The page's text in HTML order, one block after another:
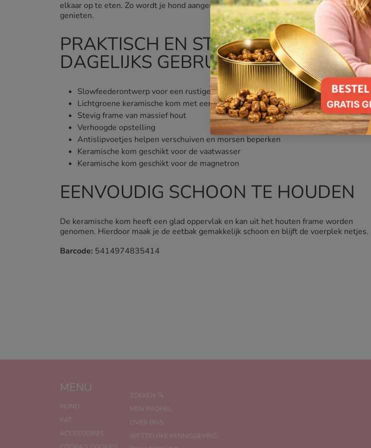
elkaar op te eten. Zo wordt je hond aangemoedigd om rustiger van de maaltijd te
genieten.
PRAKTISCH EN STABIEL IN
DAGELIJKS GEBRUIK
Slowfeederontwerp voor een rustiger eettempo
Lichtgroene keramische kom met een inhoud van 1800 ml
Stevig frame van massief hout
Verhoogde opstelling
Antislipvoetjes helpen verschuiven en morsen beperken
Keramische kom geschikt voor de vaatwasser
Keramische kom geschikt voor de magnetron
EENVOUDIG SCHOON TE HOUDEN
De keramische kom heeft een glad oppervlak en kan uit het houten frame worden
genomen. Hierdoor maak je de eetbak gemakkelijk schoon en blijft de voerplek netjes.
Barcode: 5414974835414
MENU
HOND
KAT
ACCESSOIRES
ZOEKEN 🔍
MIJN PROFIEL
OVER ONS
WETTELIJKE KENNISGEVING